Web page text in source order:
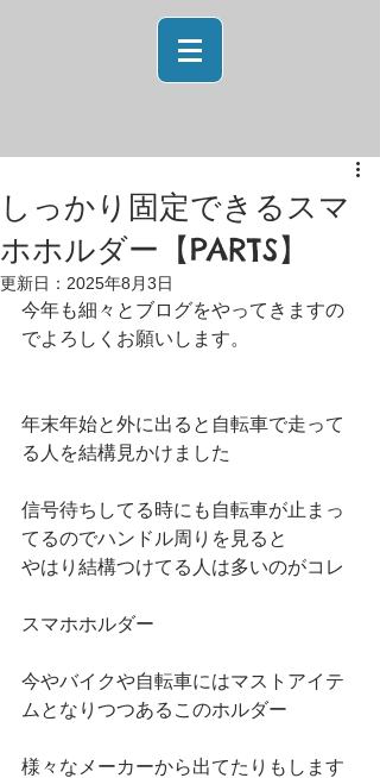
しっかり固定できるスマ
ホホルダー【PARTS】
更新日： 2025年8月3日
今年も細々とブログをやってきますの
でよろしくお願いします。
年末年始と外に出ると自転車で走って
る人を結構見かけました
信号待ちしてる時にも自転車が止まっ
てるのでハンドル周りを見ると
やはり結構つけてる人は多いのがコレ
スマホホルダー
今やバイクや自転車にはマストアイテ
ムとなりつつあるこのホルダー
様々なメーカーから出てたりもします